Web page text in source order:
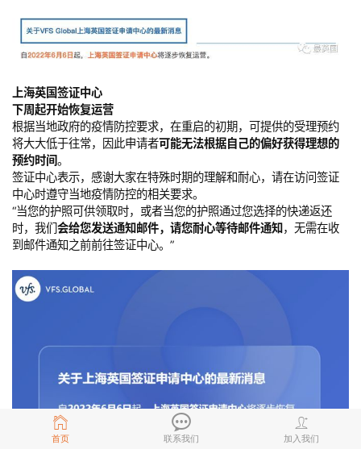
首页 联系我们 加入我们
上海英国签证中心
下周起开始恢复运营
根据当地政府的疫情防控要求，在重启的初期，可提供的受理预约
将大大低于往常，因此申请者可能无法根据自己的偏好获得理想的
预约时间。
签证中心表示，感谢大家在特殊时期的理解和耐心，请在访问签证
中心时遵守当地疫情防控的相关要求。
“当您的护照可供领取时，或者当您的护照通过您选择的快递返还
时，我们会给您发送通知邮件，请您耐心等待邮件通知，无需在收
到邮件通知之前前往签证中心。”